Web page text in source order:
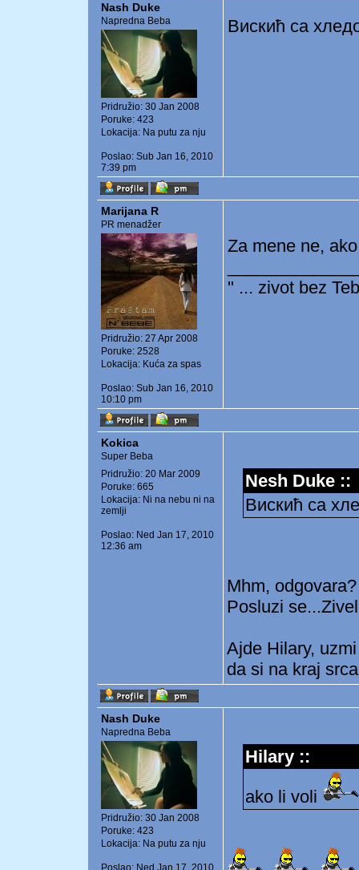
Nash Duke
Napredna Beba
Pridružio: 30 Jan 2008
Poruke: 423
Lokacija: Na putu za nju
Poslao: Sub Jan 16, 2010
7:39 pm
Вискић са
Marijana R
PR menadžer
Pridružio: 27 Apr 2008
Poruke: 2528
Lokacija: Kuća za spas
Poslao: Sub Jan 16, 2010
10:10 pm
Za mene ne,
" ... zivot bez
Kokica
Super Beba
Pridružio: 20 Mar 2009
Poruke: 665
Lokacija: Ni na nebu ni na
zemlji
Poslao: Ned Jan 17, 2010
12:36 am
Nesh Duke ::
Вискић са
Mhm,
Posluzi
Ajde Hilary,
da si na kraj
Nash Duke
Napredna Beba
Pridružio: 30 Jan 2008
Poruke: 423
Lokacija: Na putu za nju
Poslao: Ned Jan 17, 2010
Hilary ::
ako li voli